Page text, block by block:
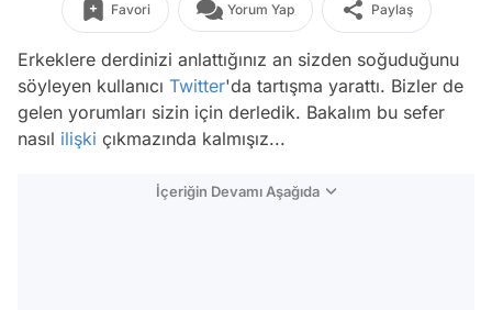
Favori Yorum Yap Paylaş
Erkeklere derdinizi anlattığınız an sizden soğuduğunu
söyleyen kullanıcı Twitter'da tartışma yarattı. Bizler de
gelen yorumları sizin için derledik. Bakalım bu sefer
nasıl ilişki çıkmazında kalmışız...
İçeriğin Devamı Aşağıda